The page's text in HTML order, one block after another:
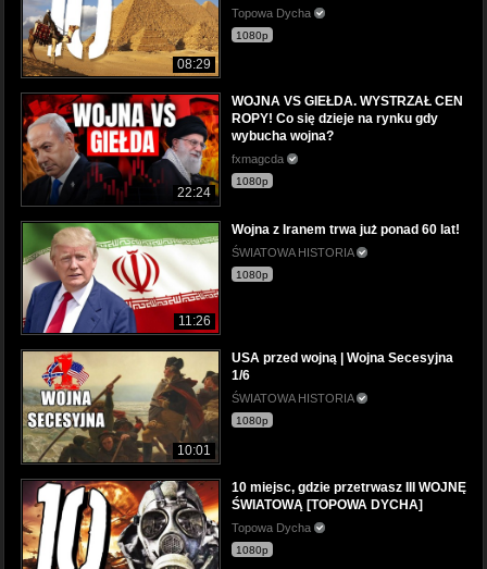
08:29
Topowa Dycha
1080p
22:24
WOJNA VS GIEŁDA. WYSTRZAŁ CEN
ROPY! Co się dzieje na rynku gdy
wybucha wojna?
fxmagcda
1080p
11:26
Wojna z Iranem trwa już ponad 60 lat!
ŚWIATOWA HISTORIA
1080p
10:01
USA przed wojną | Wojna Secesyjna
1/6
ŚWIATOWA HISTORIA
1080p
10 miejsc, gdzie przetrwasz III WOJNĘ
ŚWIATOWĄ [TOPOWA DYCHA]
Topowa Dycha
1080p